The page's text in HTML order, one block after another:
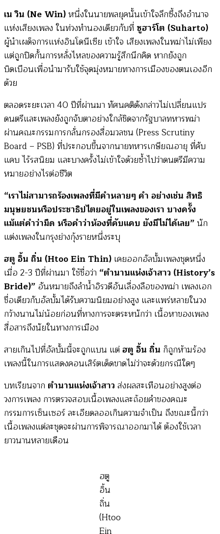
เน วิน (Ne Win)หนึ่งในนายพลยุคนั้นเข้าใจลึกซึ้งถึงอำนาจ
แห่งเสียงเพลง ในท่วงทำนองเดียวกับที่ ซูฮาร์โต (Suharto)
ผู้นำเผด็จการแห่งอินโดนีเซีย เข้าใจ เสียงเพลงในพม่าไม่เพียง
แต่ถูกปิดกั้นการหลั่งไหลของความรู้สึกนึกคิด หากยังถูก
บิดเบือนเพื่อนำมารับใช้จุดมุ่งหมายทางการเมืองของตนเองอีก
ด้วย
ตลอดระยะเวลา 40 ปีที่ผ่านมา ทัศนคติดังกล่าวไม่เปลี่ยนแปร
ดนตรีและเพลงยังถูกจับตาอย่างใกล้ชิดจากรัฐบาลทหารพม่า
ผ่านคณะกรรมการกลั่นกรองสื่อมวลชน (Press Scrutiny
Board – PSB) ที่ประกอบขึ้นจากนายทหารเกษียณอายุ ที่คับ
แคบ ไร้รสนิยม และบางครั้งไม่เข้าใจด้วยซ้ำไปว่าดนตรีมีความ
หมายอย่างไรต่อชีวิต
“เราไม่สามารถร้องเพลงที่มีคำหลายๆ คำ อย่างเช่น สิทธิ
มนุษยชนหรือประชาธิปไตยอยู่ในเพลงของเรา บางครั้ง
แม้แต่คำว่ามืด หรือคำว่าห้องที่คับแคบ ยังมีไม่ได้เลย”นัก
แต่งเพลงในกรุงย่างกุ้งรายหนึ่งระบุ
ฮตู อิ้น ถิ่น (Htoo Ein Thin) เคยออกอัลบั้มเพลงชุดหนึ่ง
เมื่อ 2-3 ปีที่ผ่านมา ใช้ชื่อว่า “ตำนานแห่งเจ้าสาว (History’s
Bride)” อันหมายถึงลำน้ำอิรวดีอันเลื่องลือของพม่า เพลงเอก
ชื่อเดียวกับอัลบั้มได้รับความนิยมอย่างสูง และแพร่หลายในวง
กว้างนานไม่น้อยก่อนที่ทางการจะตระหนักว่า เนื้อหาของเพลง
สื่อสารถึงนัยในทางการเมือง
สายเกินไปที่อัลบั้มนี้จะถูกแบน แต่ ฮตู อิ้น ถิ่น ก็ถูกห้ามร้อง
เพลงนี้ในการแสดงคอนเสิร์ตเด็ดขาดไม่ว่าจะด้วยกรณีใดๆ
บทเรียนจาก ตำนานแห่งเจ้าสาว ส่งผลสะเทือนอย่างสูงต่อ
วงการเพลง การตรวจสอบเนื้อเพลงและถ้อยคำของคณะ
กรรมการเซ็นเซอร์ ละเอียดลออเกินความจำเป็น ถึงขณะนี้กว่า
เนื้อเพลงแต่ละชุดจะผ่านการพิจารณาออกมาได้ ต้องใช้เวลา
ยาวนานหลายเดือน
ฮตู
อิ้น
ถิ่น
(Htoo